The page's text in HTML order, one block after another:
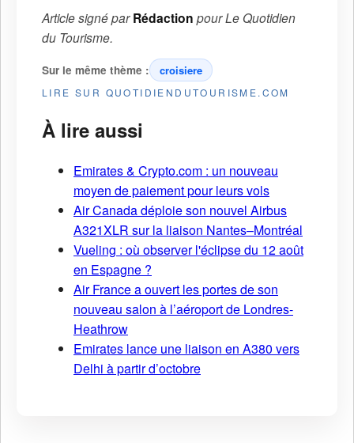
Article signé parRédaction pourLe Quotidien
du Tourisme.
Sur le même thème : croisiere
LIRE SUR QUOTIDIENDUTOURISME.COM
À lire aussi
Emirates & Crypto.com : un nouveau
moyen de paiement pour leurs vols
Air Canada déploie son nouvel Airbus
A321XLR sur la liaison Nantes–Montréal
Vueling : où observer l'éclipse du 12 août
en Espagne ?
Air France a ouvert les portes de son
nouveau salon à l’aéroport de Londres-
Heathrow
Emirates lance une liaison en A380 vers
Delhi à partir d’octobre